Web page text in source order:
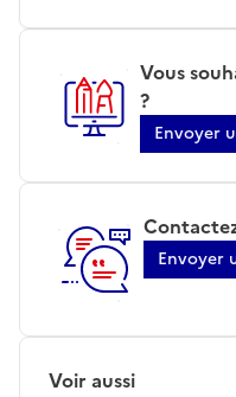
Vous
?
Envoyer
Envoyer
Voir aussi